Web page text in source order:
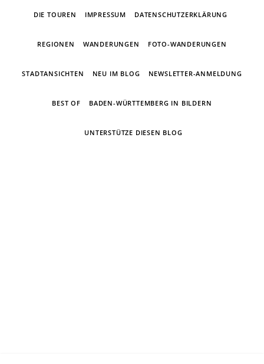
DIE TOUREN IMPRESSUM DATENSCHUTZERKLÄRUNG
REGIONEN WANDERUNGEN FOTO-WANDERUNGEN
STADTANSICHTEN NEU IM BLOG NEWSLETTER-ANMELDUNG
BEST OF BADEN-WÜRTTEMBERG IN BILDERN
UNTERSTÜTZE DIESEN BLOG